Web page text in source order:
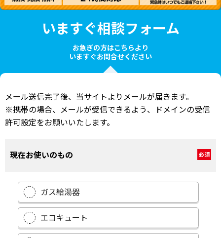
いますぐ相談フォーム
お急ぎの方はこちらより
いますぐお問合せください
メール送信完了後、当サイトよりメールが届きます。
※携帯の場合、メールが受信できるよう、ドメインの受信
許可設定をお願いいたします。
現在お使いのもの 必須
ガス給湯器
エコキュート